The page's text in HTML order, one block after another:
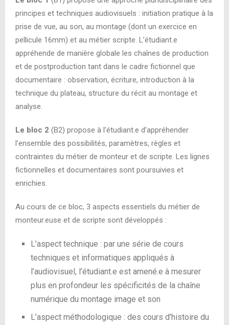
principes et techniques audiovisuels : initiation pratique à la
prise de vue, au son, au montage (dont un exercice en
pellicule 16mm) et au métier scripte. L’étudiant.e
appréhende de manière globale les chaînes de production
et de postproduction tant dans le cadre fictionnel que
documentaire : observation, écriture, introduction à la
technique du plateau, structure du récit au montage et
analyse.
Le bloc 2 (B2) propose à l’étudiant.e d’appréhender
l’ensemble des possibilités, paramètres, règles et
contraintes du métier de monteur et de scripte. Les lignes
fictionnelles et documentaires sont poursuivies et
enrichies.
Au cours de ce bloc, 3 aspects essentiels du métier de
monteur.euse et de scripte sont développés :
L’aspect technique : par une série de cours
techniques et informatiques appliqués à
l’audiovisuel, l’étudiant.e est amené.e à mesurer
plus en profondeur les spécificités de la chaîne
numérique du montage image et son
L’aspect méthodologique : des cours d’histoire du